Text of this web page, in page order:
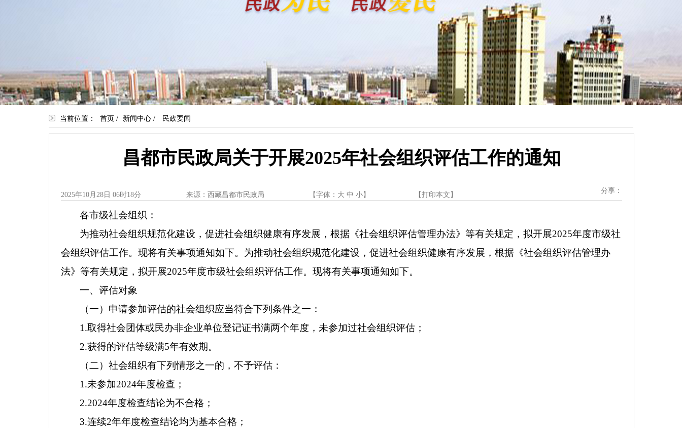
当前位置： 首页 / 新闻中心 / 民政要闻
昌都市民政局关于开展2025年社会组织评估工作的通知
2025年10月28日 06时18分 来源：西藏昌都市民政局 【字体： 大 中 小】 【打印本文 】
分享：
各市级社会组织：
为推动社会组织规范化建设，促进社会组织健康有序发展，根据《社会组织评估管理办法》等有关规定，拟开展2025年度市级社
会组织评估工作。现将有关事项通知如下。 为推动社会组织规范化建设，促进社会组织健康有序发展，根据《社会组织评估管理办
法》等有关规定，拟开展2025年度市级社会组织评估工作。现将有关事项通知如下。
一、评估对象
（一）申请参加评估的社会组织应当符合下列条件之一：
1.取得社会团体或民办非企业单位登记证书满两个年度，未参加过社会组织评估；
2.获得的评估等级满5年有效期。
（二）社会组织有下列情形之一的，不予评估：
1.未参加2024年度检查；
2.2024年度检查结论为不合格；
3.连续2年年度检查结论均为基本合格；